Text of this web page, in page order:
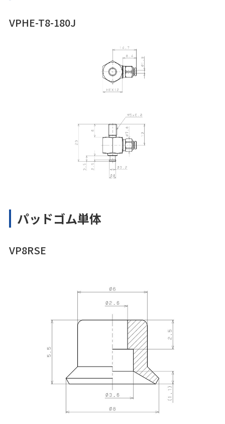
VPHE-T8-180J
パッドゴム単体
VP8RSE